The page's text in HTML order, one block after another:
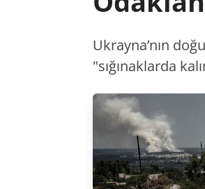
Ukrayna’nın
"sığınaklarda